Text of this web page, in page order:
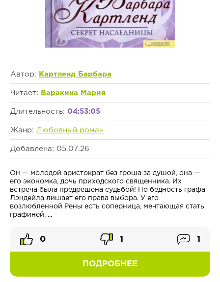
Автор: Картленд Барбара
Читает: Варакина Мария
Длительность: 04:53:05
Жанр: Любовный роман
Добавлена: 05.07.26
Он — молодой аристократ без гроша за душой, она —
его экономка, дочь приходского священника. Их
встреча была предрешена судьбой! Но бедность графа
Лэндейла лишает его права выбора. У его
возлюбленной Рены есть соперница, мечтающая стать
графиней. ...
ПОДРОБНЕЕ
0 1 1